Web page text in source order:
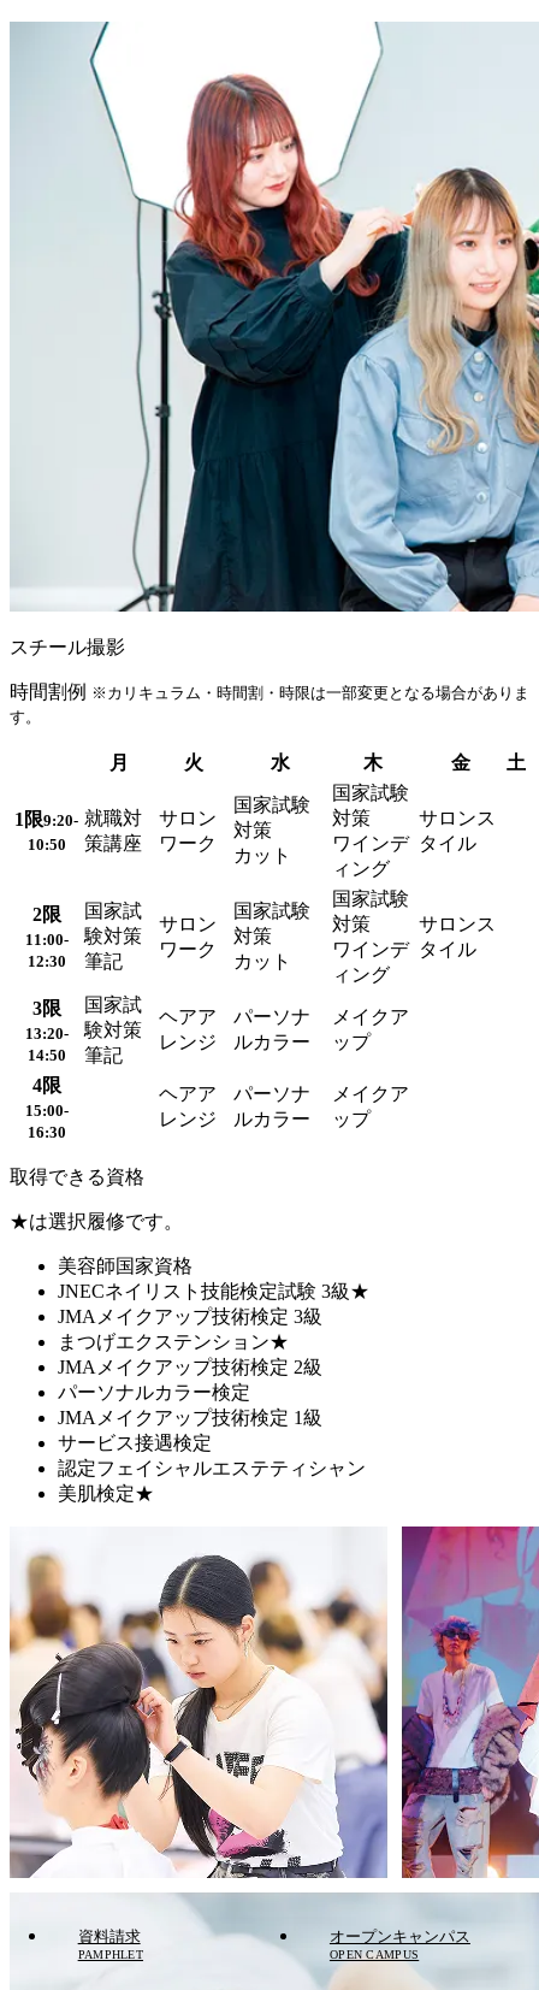
スチール撮影
時間割例 ※カリキュラム・時間割・時限は一部変更となる場合がありま
す。
月 火 水 木 金 土
1 限9:20-
10:50
就職対
策講座
サロン
ワーク
国家試験
対策
カット
国家試験
対策
ワインデ
ィング
サロンス
タイル
2限
11:00-
12:30
国家試
験対策
筆記
サロン
ワーク
国家試験
対策
カット
国家試験
対策
ワインデ
ィング
サロンス
タイル
3限
13:20-
14:50
国家試
験対策
筆記
ヘアア
レンジ
パーソナ
ルカラー
メイクア
ップ
4限
15:00-
16:30
ヘアア
レンジ
パーソナ
ルカラー
メイクア
ップ
取得できる資格
★は選択履修です。
美容師国家資格
JNECネイリスト技能検定試験 3級★
JMAメイクアップ技術検定 3級
まつげエクステンション★
JMAメイクアップ技術検定 2級
パーソナルカラー検定
JMAメイクアップ技術検定 1級
サービス接遇検定
認定フェイシャルエステティシャン
美肌検定★
資料請求
PAMPHLET
オープンキャンパス
OPEN CAMPUS